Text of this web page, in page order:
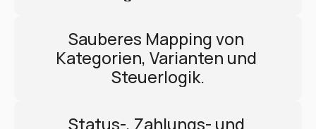
Sauberes Mapping von
Kategorien, Varianten und
Steuerlogik.
Status-, Zahlungs- und